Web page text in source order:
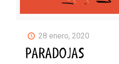
28 enero, 2020
PARADOJAS